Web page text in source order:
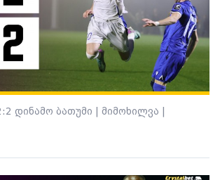
დინამო ბათუმი | მიმოხილვა |